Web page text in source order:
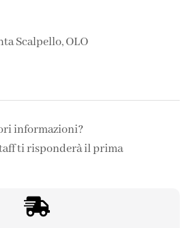
Scalpello,OLO
informazioni?
ti risponderà il prima